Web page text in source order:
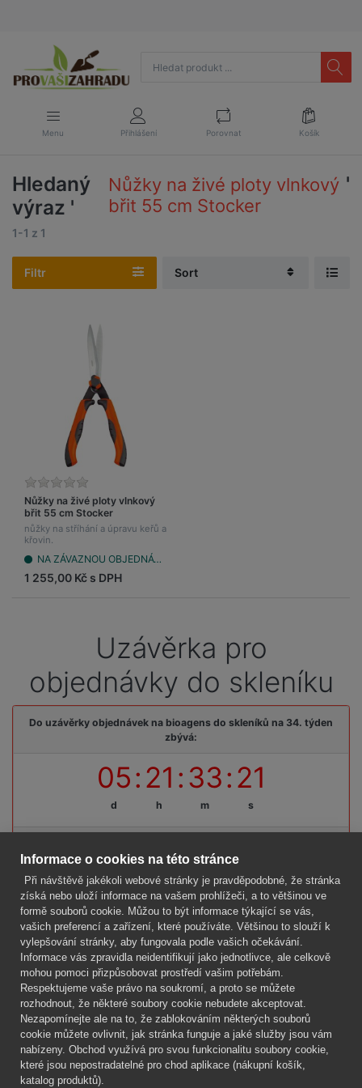
Menu Přihlášení Porovnat Košík
Hledaný
výraz '
Nůžky na živé ploty vlnkový
břit 55 cm Stocker
'
1-1 z 1
Filtr Sort
Nůžky na živé ploty vlnkový
břit 55 cm Stocker
nůžky na stříhání a úpravu keřů a
křovin.
NA ZÁVAZNOU OBJEDNÁVKU (do 7 dnů)
1 255,00 Kč s DPH
Uzávěrka pro
objednávky do skleníku
Do uzávěrky objednávek na bioagens do skleníků na 34. týden
zbývá:
05
d
:21
h
:33
m
:21
s
Firma
Vše o nákupu
Kontakt
Mgr. Lenka Žáčková
OCHRANA ROSTLIN
+420 608 748 548
www.ochranarostlin.cz
Informace o cookies na této stránce
Při návštěvě jakékoli webové stránky je pravděpodobné, že stránka
získá nebo uloží informace na vašem prohlížeči, a to většinou ve
formě souborů cookie. Můžou to být informace týkající se vás,
vašich preferencí a zařízení, které používáte. Většinou to slouží k
vylepšování stránky, aby fungovala podle vašich očekávání.
Informace vás zpravidla neidentifikují jako jednotlivce, ale celkově
mohou pomoci přizpůsobovat prostředí vašim potřebám.
Respektujeme vaše právo na soukromí, a proto se můžete
rozhodnout, že některé soubory cookie nebudete akceptovat.
Nezapomínejte ale na to, že zablokováním některých souborů
cookie můžete ovlivnit, jak stránka funguje a jaké služby jsou vám
nabízeny. Obchod využívá pro svou funkcionalitu soubory cookie,
které jsou nepostradatelné pro chod aplikace (nákupní košík,
katalog produktů).